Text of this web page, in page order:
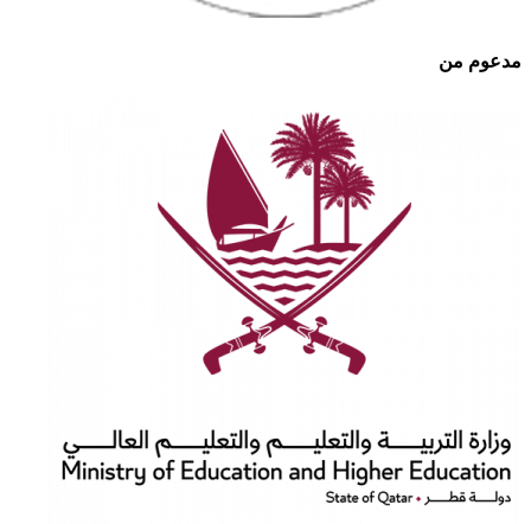
مدعوم من